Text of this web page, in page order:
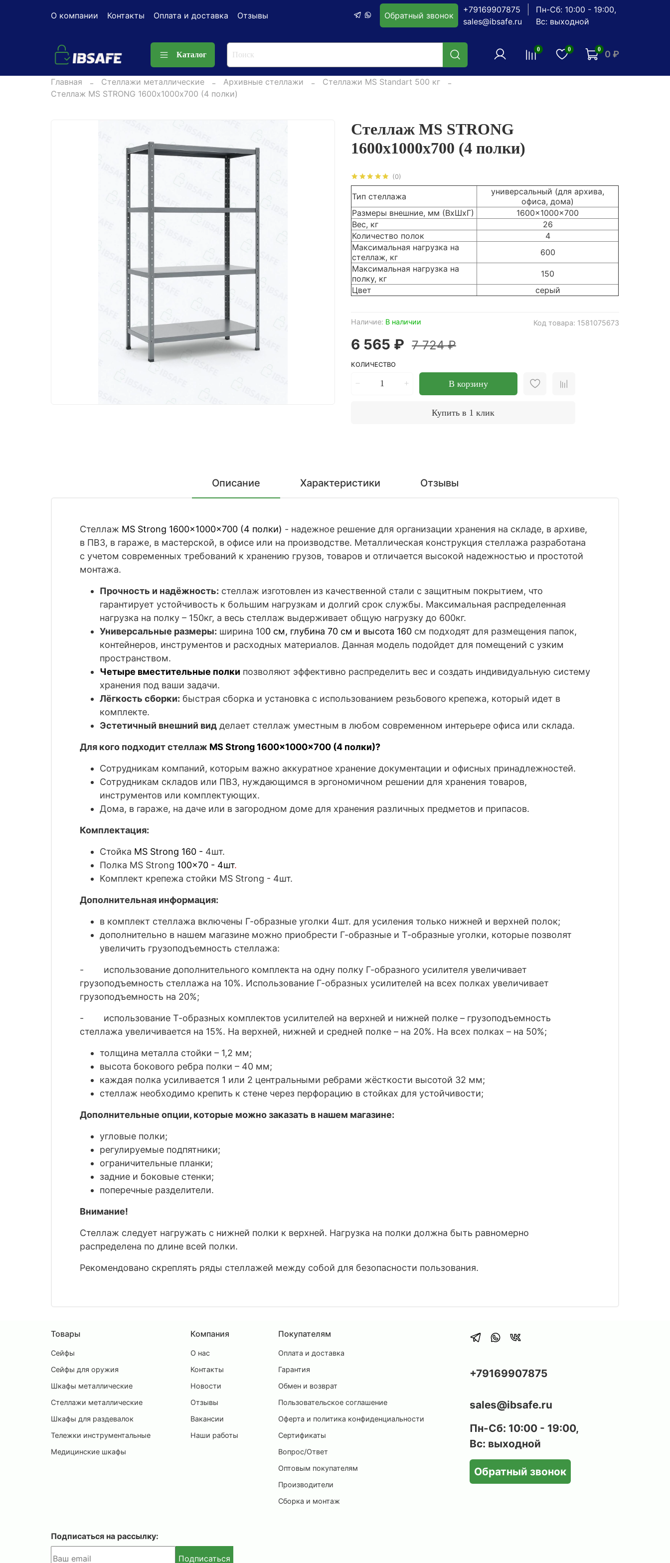
О компании Контакты Оплата и доставка Отзывы Обратный звонок
+79169907875
sales@ibsafe.ru
Пн-Сб: 10:00 - 19:00,
Вс: выходной
Каталог
0 0 0 0 ₽
Главная Стеллажи металлические Архивные стеллажи
Стеллажи MS Standart 500 кг
Стеллаж MS STRONG 1600х1000х700 (4 полки)
(0)
Код товара: 1581075673
Наличие: В наличии
Стеллаж MS STRONG
1600х1000х700 (4 полки)
6 565 ₽ 7 724 ₽
КОЛИЧЕСТВО
В корзину
Купить в 1 клик
Тип стеллажа
универсальный (для архива,
офиса, дома)
Размеры внешние, мм (ВхШхГ)
1600x1000x700
Вес, кг
26
Количество полок
4
Максимальная нагрузка на
стеллаж, кг
600
Максимальная нагрузка на
полку, кг
150
Цвет
серый
Описание Характеристики Отзывы
Стеллаж MS Strong 1600x1000x700 (4 полки) - надежное решение для организации хранения на складе, в архиве,
в ПВЗ, в гараже, в мастерской, в офисе или на производстве. Металлическая конструкция стеллажа разработана
с учетом современных требований к хранению грузов, товаров и отличается высокой надежностью и простотой
монтажа.
Прочность и надёжность: стеллаж изготовлен из качественной стали с защитным покрытием, что
гарантирует устойчивость к большим нагрузкам и долгий срок службы. Максимальная распределенная
нагрузка на полку – 150кг, а весь стеллаж выдерживает общую нагрузку до 600кг.
Универсальные размеры: ширина 100 см, глубина 70 см и высота 160 см подходят для размещения папок,
контейнеров, инструментов и расходных материалов. Данная модель подойдет для помещений с узким
пространством.
Четыре вместительные полки позволяют эффективно распределить вес и создать индивидуальную систему
хранения под ваши задачи.
Лёгкость сборки: быстрая сборка и установка с использованием резьбового крепежа, который идет в
комплекте.
Эстетичный внешний вид делает стеллаж уместным в любом современном интерьере офиса или склада.
Для кого подходит стеллаж MS Strong 1600x1000x700 (4 полки)?
Сотрудникам компаний, которым важно аккуратное хранение документации и офисных принадлежностей.
Сотрудникам складов или ПВЗ, нуждающимся в эргономичном решении для хранения товаров,
инструментов или комплектующих.
Дома, в гараже, на даче или в загородном доме для хранения различных предметов и припасов.
Комплектация:
Стойка MS Strong 160 - 4шт.
Полка MS Strong 100x70 - 4шт.
Комплект крепежа стойки MS Strong - 4шт.
Дополнительная информация:
в комплект стеллажа включены Г-образные уголки 4шт. для усиления только нижней и верхней полок;
дополнительно в нашем магазине можно приобрести Г-образные и Т-образные уголки, которые позволят
увеличить грузоподъемность стеллажа:
- использование дополнительного комплекта на одну полку Г-образного усилителя увеличивает
грузоподъемность стеллажа на 10%. Использование Г-образных усилителей на всех полках увеличивает
грузоподъемность на 20%;
- использование Т-образных комплектов усилителей на верхней и нижней полке – грузоподъемность
стеллажа увеличивается на 15%. На верхней, нижней и средней полке – на 20%. На всех полках – на 50%;
толщина металла стойки – 1,2 мм;
высота бокового ребра полки – 40 мм;
каждая полка усиливается 1 или 2 центральными ребрами жёсткости высотой 32 мм;
стеллаж необходимо крепить к стене через перфорацию в стойках для устойчивости;
Дополнительные опции, которые можно заказать в нашем магазине:
угловые полки;
регулируемые подпятники;
ограничительные планки;
задние и боковые стенки;
поперечные разделители.
Внимание!
Стеллаж следует нагружать с нижней полки к верхней. Нагрузка на полки должна быть равномерно
распределена по длине всей полки.
Рекомендовано скреплять ряды стеллажей между собой для безопасности пользования.
Товары
Сейфы
Сейфы для оружия
Шкафы металлические
Стеллажи металлические
Шкафы для раздевалок
Тележки инструментальные
Медицинские шкафы
Компания
О нас
Контакты
Новости
Отзывы
Вакансии
Наши работы
Покупателям
Оплата и доставка
Гарантия
Обмен и возврат
Пользовательское соглашение
Оферта и политика конфиденциальности
Сертификаты
Вопрос/Ответ
Оптовым покупателям
Производители
Сборка и монтаж
+79169907875
sales@ibsafe.ru
Пн-Сб: 10:00 - 19:00,
Вс: выходной
Обратный звонок
Подписаться на рассылку:
Подписаться